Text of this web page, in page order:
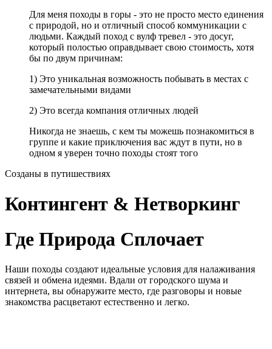
Для меня походы в горы - это не просто место единения
с природой, но и отличный способ коммуникации с
людьми. Каждый поход с вулф тревел - это досуг,
который полостью оправдывает свою стоимость, хотя
бы по двум причинам:
1) Это уникальная возможность побывать в местах с
замечательными видами
2) Это всегда компания отличных людей
Никогда не знаешь, с кем ты можешь познакомиться в
группе и какие приключения вас ждут в пути, но в
одном я уверен точно походы стоят того
Созданы в путишествиях
Контингент & Нетворкинг
Где Природа Сплочает
Наши походы создают идеальные условия для налаживания
связей и обмена идеями. Вдали от городского шума и
интернета, вы обнаружите место, где разговоры и новые
знакомства расцветают естественно и легко.